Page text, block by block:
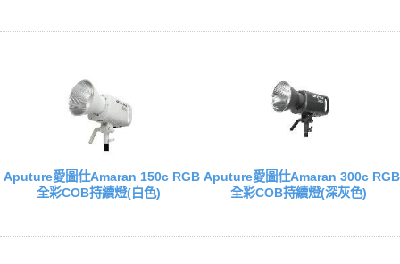
Aputure愛圖仕Amaran 150c RGB
全彩COB持續燈(白色)
Aputure愛圖仕Amaran 300c RGB
全彩COB持續燈(深灰色)